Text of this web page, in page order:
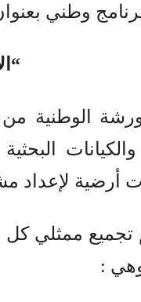
وطني
“
الوطنية من
والكيانات
أرضية
ممثلي كل
: